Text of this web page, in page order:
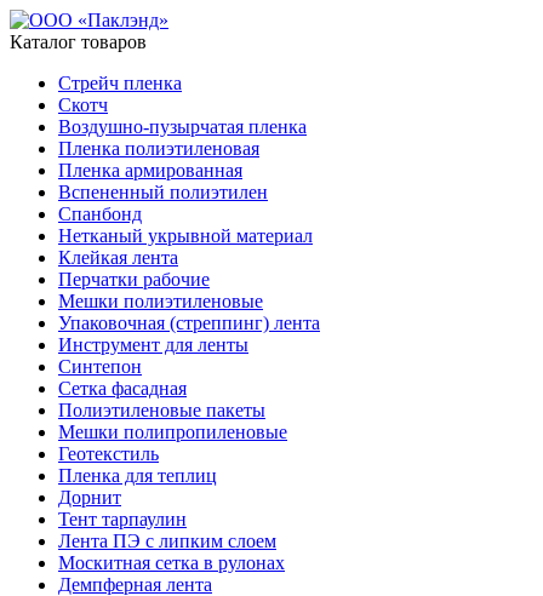
Каталог товаров
Стрейч пленка
Скотч
Воздушно-пузырчатая пленка
Пленка полиэтиленовая
Пленка армированная
Вспененный полиэтилен
Спанбонд
Нетканый укрывной материал
Клейкая лента
Перчатки рабочие
Мешки полиэтиленовые
Упаковочная (стреппинг) лента
Инструмент для ленты
Синтепон
Сетка фасадная
Полиэтиленовые пакеты
Мешки полипропиленовые
Геотекстиль
Пленка для теплиц
Дорнит
Тент тарпаулин
Лента ПЭ с липким слоем
Москитная сетка в рулонах
Демпферная лента